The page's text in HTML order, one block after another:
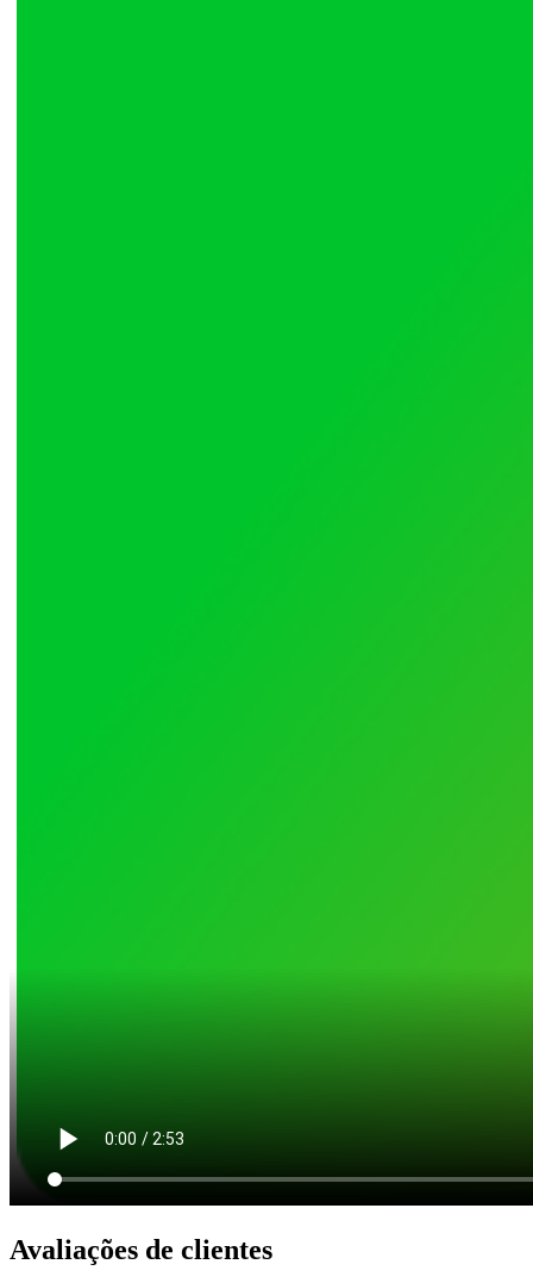
Avaliações de clientes